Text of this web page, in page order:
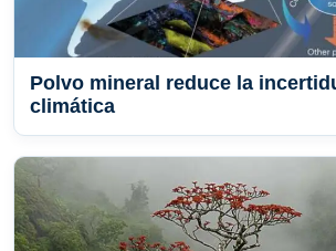
Polvo mineral reduce la
climática